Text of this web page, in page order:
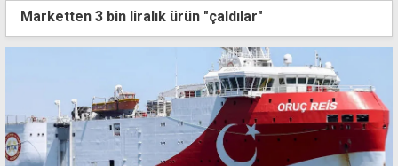
Marketten 3 bin liralık ürün "çaldılar"